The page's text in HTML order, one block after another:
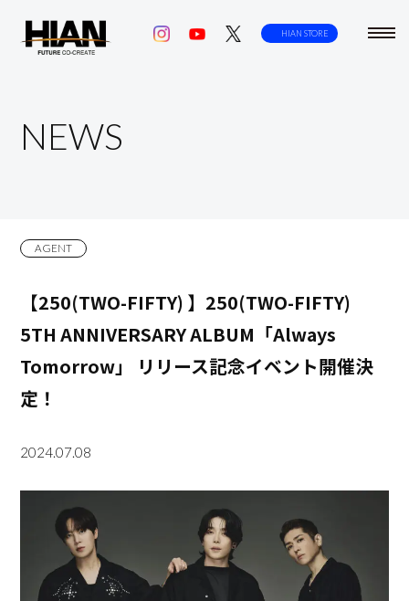
HIAN STORE
NEWS
AGENT
【250(TWO-FIFTY) 】250(TWO-FIFTY)
5TH ANNIVERSARY ALBUM「Always
Tomorrow」 リリース記念イベント開催決
定！
2024.07.08